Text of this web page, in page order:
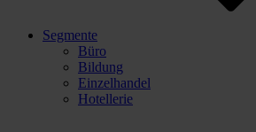
Segmente
Büro
Bildung
Einzelhandel
Hotellerie